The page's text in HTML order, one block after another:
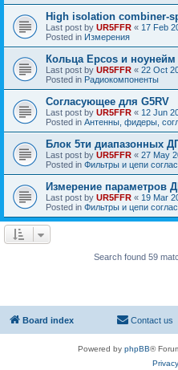
High isolation combiner-
Last post by UR5FFR « 17 Feb
Posted in Измерения
Кольца Epcos и ноунейм
Last post by UR5FFR « 22 Oct
Posted in Радиокомпоненты
Согласующее для G5RV
Last post by UR5FFR « 12 Jun
Posted in Антенны, фидеры,
Блок 5ти диапазонных
Last post by UR5FFR « 27 May
Posted in Фильтры и цепи
Измерение параметров
Last post by UR5FFR « 19 Mar
Posted in Фильтры и цепи
Search found 59
Board index Contact us
Powered by phpBB®
Privacy